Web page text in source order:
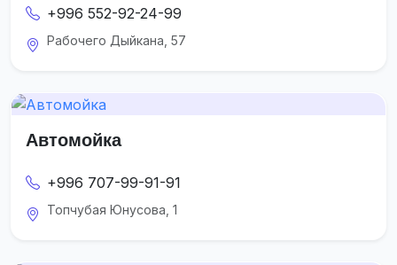
+996 552-92-24-99
Рабочего Дыйкана, 57
Автомойка
+996 707-99-91-91
Топчубая Юнусова, 1